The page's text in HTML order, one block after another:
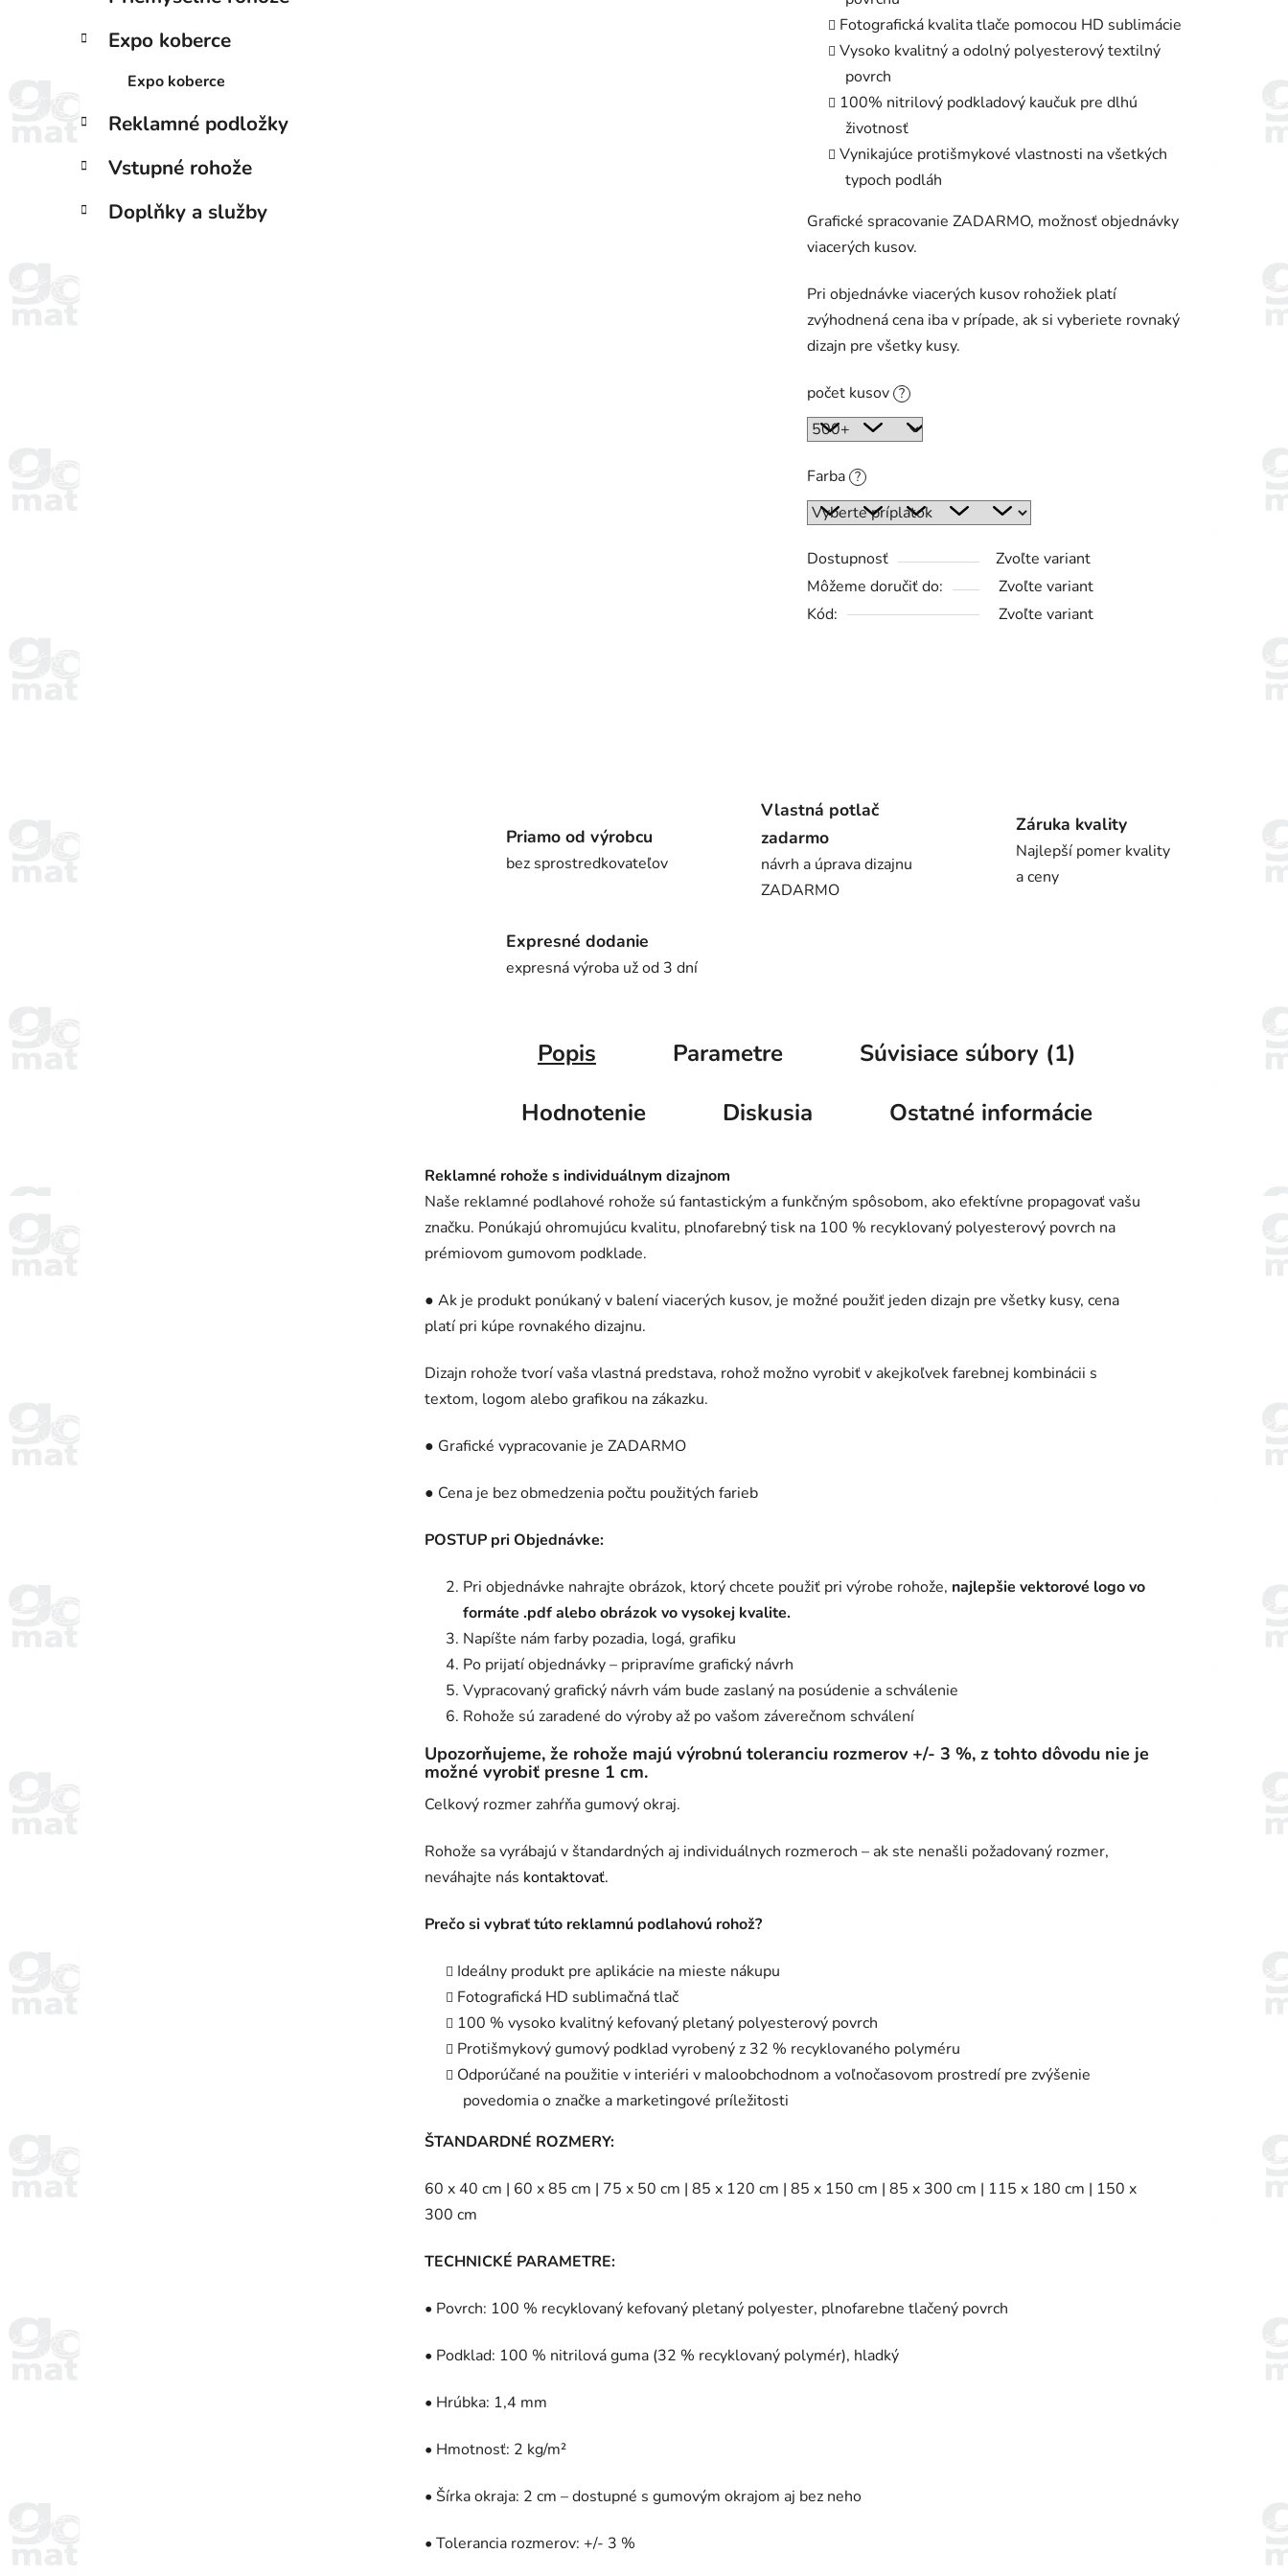
Expo koberce
Expo koberce
Reklamné podložky
Vstupné rohože
Doplňky a služby
Fotografická kvalita tlače pomocou HD sublimácie
Vysoko kvalitný a odolný polyesterový textilný
povrch
100% nitrilový podkladový kaučuk pre dlhú
životnosť
Vynikajúce protišmykové vlastnosti na všetkých
typoch podláh
Grafické spracovanie ZADARMO, možnosť objednávky
viacerých kusov.
Pri objednávke viacerých kusov rohožiek platí
zvýhodnená cena iba v prípade, ak si vyberiete rovnaký
dizajn pre všetky kusy.
počet kusov ?
Farba ?
Dostupnosť
Zvoľte variant
Môžeme doručiť do:
Zvoľte variant
Kód:
Zvoľte variant
Priamo od výrobcu
bez sprostredkovateľov
Vlastná potlač
zadarmo
návrh a úprava dizajnu
ZADARMO
Záruka kvality
Najlepší pomer kvality
a ceny
Expresné dodanie
expresná výroba už od 3 dní
Popis Parametre
Súvisiace súbory (1)
Hodnotenie
Diskusia Ostatné informácie
Reklamné rohože s individuálnym dizajnom
Naše reklamné podlahové rohože sú fantastickým a funkčným spôsobom, ako efektívne propagovať vašu
značku. Ponúkajú ohromujúcu kvalitu, plnofarebný tisk na 100 % recyklovaný polyesterový povrch na
prémiovom gumovom podklade.
● Ak je produkt ponúkaný v balení viacerých kusov, je možné použiť jeden dizajn pre všetky kusy, cena
platí pri kúpe rovnakého dizajnu.
Dizajn rohože tvorí vaša vlastná predstava, rohož možno vyrobiť v akejkoľvek farebnej kombinácii s
textom, logom alebo grafikou na zákazku.
● Grafické vypracovanie je ZADARMO
● Cena je bez obmedzenia počtu použitých farieb
POSTUP pri Objednávke:
Pri objednávke nahrajte obrázok, ktorý chcete použiť pri výrobe rohože, najlepšie vektorové logo vo
formáte .pdf alebo obrázok vo vysokej kvalite.
Napíšte nám farby pozadia, logá, grafiku
Po prijatí objednávky – pripravíme grafický návrh
Vypracovaný grafický návrh vám bude zaslaný na posúdenie a schválenie
Rohože sú zaradené do výroby až po vašom záverečnom schválení
Upozorňujeme, že rohože majú výrobnú toleranciu rozmerov +/- 3 %, z tohto dôvodu nie je
možné vyrobiť presne 1 cm.
Celkový rozmer zahŕňa gumový okraj.
Rohože sa vyrábajú v štandardných aj individuálnych rozmeroch – ak ste nenašli požadovaný rozmer,
neváhajte nás kontaktovať.
Prečo si vybrať túto reklamnú podlahovú rohož?
Ideálny produkt pre aplikácie na mieste nákupu
Fotografická HD sublimačná tlač
100 % vysoko kvalitný kefovaný pletaný polyesterový povrch
Protišmykový gumový podklad vyrobený z 32 % recyklovaného polyméru
Odporúčané na použitie v interiéri v maloobchodnom a voľnočasovom prostredí pre zvýšenie
povedomia o značke a marketingové príležitosti
ŠTANDARDNÉ ROZMERY:
60 x 40 cm | 60 x 85 cm | 75 x 50 cm | 85 x 120 cm | 85 x 150 cm | 85 x 300 cm | 115 x 180 cm | 150 x
300 cm
TECHNICKÉ PARAMETRE:
• Povrch: 100 % recyklovaný kefovaný pletaný polyester, plnofarebne tlačený povrch
• Podklad: 100 % nitrilová guma (32 % recyklovaný polymér), hladký
• Hrúbka: 1,4 mm
• Hmotnosť: 2 kg/m²
• Šírka okraja: 2 cm – dostupné s gumovým okrajom aj bez neho
• Tolerancia rozmerov: +/- 3 %